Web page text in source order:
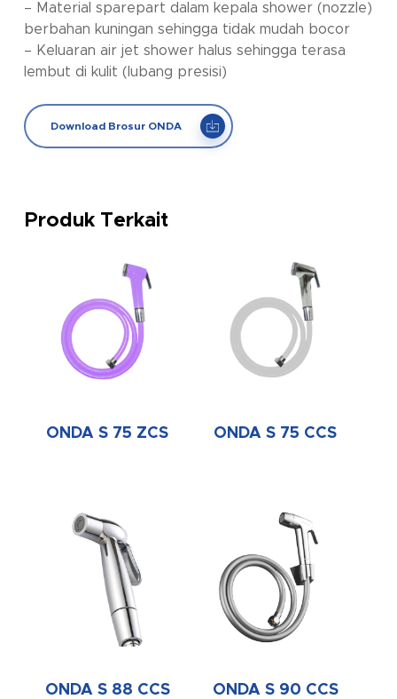
– Material sparepart dalam kepala shower (nozzle)
berbahan kuningan sehingga tidak mudah bocor
– Keluaran air jet shower halus sehingga terasa
lembut di kulit (lubang presisi)
Download Brosur ONDA
Produk Terkait
ONDA S 75 ZCS ONDA S 75 CCS
ONDA S 88 CCS ONDA S 90 CCS